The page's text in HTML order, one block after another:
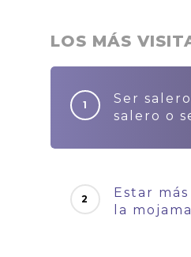
LOS MÁS
Ser
salero o
Estar
la mojama